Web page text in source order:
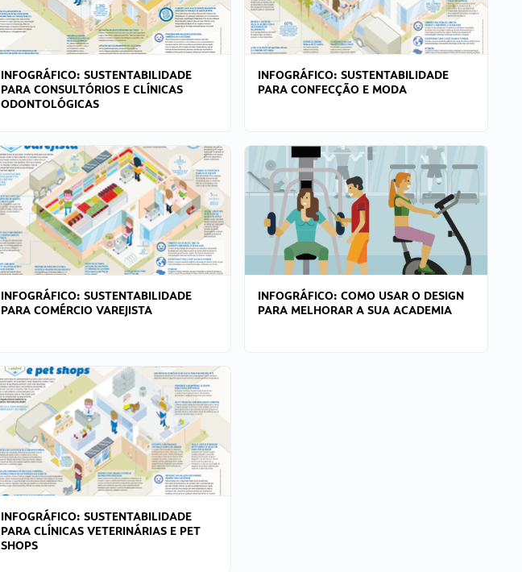
INFOGRÁFICO: SUSTENTABILIDADE
PARA CONSULTÓRIOS E CLÍNICAS
ODONTOLÓGICAS
INFOGRÁFICO: SUSTENTABILIDADE
PARA CONFECÇÃO E MODA
INFOGRÁFICO: SUSTENTABILIDADE
PARA COMÉRCIO VAREJISTA
INFOGRÁFICO: COMO USAR O DESIGN
PARA MELHORAR A SUA ACADEMIA
INFOGRÁFICO: SUSTENTABILIDADE
PARA CLÍNICAS VETERINÁRIAS E PET
SHOPS